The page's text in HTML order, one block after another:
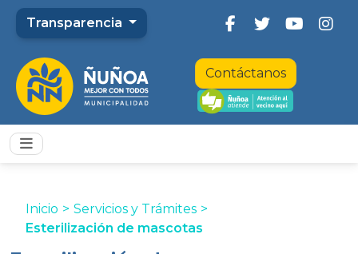
Transparencia
Contáctanos
Inicio > Servicios y Trámites >
Esterilización de mascotas